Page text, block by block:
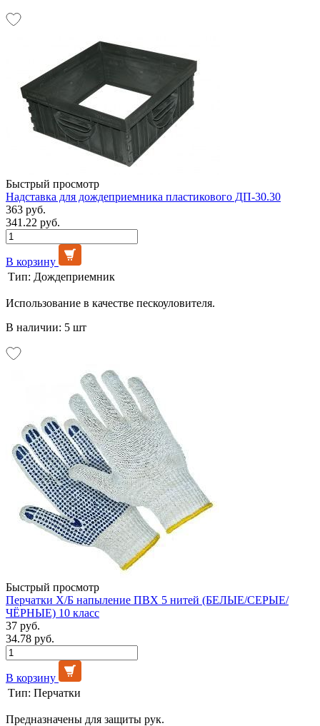
Быстрый просмотр
Надставка для дождеприемника пластикового ДП-30.30
363 руб.
341.22 руб.
В корзину
Тип: Дождеприемник
Использование в качестве пескоуловителя.
В наличии: 5 шт
Быстрый просмотр
Перчатки Х/Б напыление ПВХ 5 нитей (БЕЛЫЕ/СЕРЫЕ/
ЧЁРНЫЕ) 10 класс
37 руб.
34.78 руб.
В корзину
Тип: Перчатки
Предназначены для защиты рук.